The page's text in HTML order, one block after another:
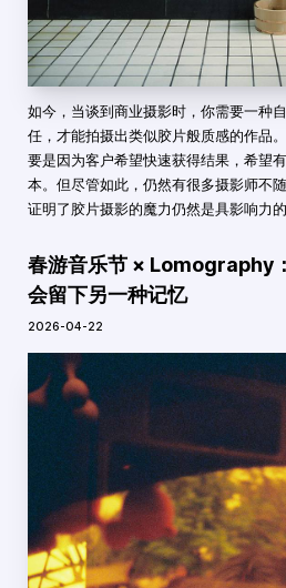
如今，当谈到商业摄影时，你需要一种
任，才能拍摄出类似胶片般质感的作品
要是因为客户希望快速获得结果，希望
本。但尽管如此，仍然有很多摄影师不
证明了胶片摄影的魔力仍然是具影响力的
春游音乐节 × Lomography
会留下另一种记忆
2026-04-22